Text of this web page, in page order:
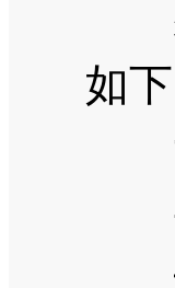
如
一
二